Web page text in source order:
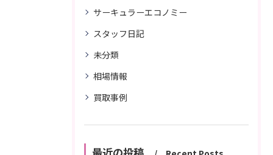
サーキュラーエコノミー
スタッフ日記
未分類
相場情報
買取事例